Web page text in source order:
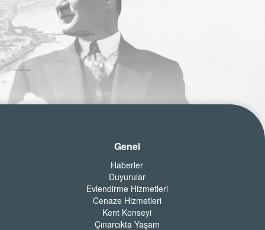
Genel
Haberler
Duyurular
Evlendirme Hizmetleri
Cenaze Hizmetleri
Kent Konseyi
Çınarcıkta Yaşam